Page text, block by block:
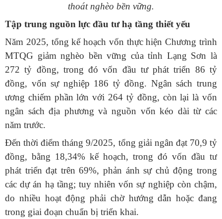
thoát nghèo bền vững.
Tập trung nguồn lực đầu tư hạ tầng thiết yếu
Năm 2025, tổng kế hoạch vốn thực hiện Chương trình
MTQG giảm nghèo bền vững của tỉnh Lạng Sơn là
272 tỷ đồng, trong đó vốn đầu tư phát triển 86 tỷ
đồng, vốn sự nghiệp 186 tỷ đồng. Ngân sách trung
ương chiếm phần lớn với 264 tỷ đồng, còn lại là vốn
ngân sách địa phương và nguồn vốn kéo dài từ các
năm trước.
Đến thời điểm tháng 9/2025, tổng giải ngân đạt 70,9 tỷ
đồng, bằng 18,34% kế hoạch, trong đó vốn đầu tư
phát triển đạt trên 69%, phản ánh sự chủ động trong
các dự án hạ tầng; tuy nhiên vốn sự nghiệp còn chậm,
do nhiều hoạt động phải chờ hướng dẫn hoặc đang
trong giai đoạn chuẩn bị triển khai.